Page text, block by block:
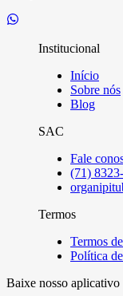
Institucional
Início
Sobre nós
Blog
SAC
Fale
(71)
Termos
Termos
Política
Baixe nosso aplicativo